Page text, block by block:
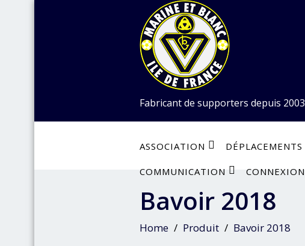
Fabricant de supporters depuis 2003
ASSOCIATION DÉPLACEMENTS
COMMUNICATION CONNEXION
Bavoir 2018
Home Produit Bavoir 2018